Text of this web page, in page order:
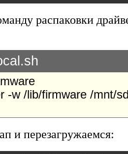
распаковки
-w /lib/firmware /mnt/
и перезагружаемся: